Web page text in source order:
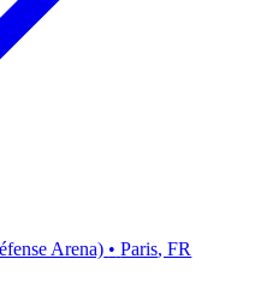
Arena) • Paris, FR